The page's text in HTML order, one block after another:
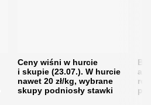
Ceny wiśni w hurcie
i skupie (23.07.). W hurcie
nawet 20 zł/kg, wybrane
skupy podniosły stawki